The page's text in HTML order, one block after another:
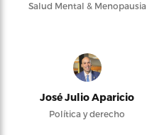
Salud Mental & Menopausia
José Julio Aparicio
Política y derecho